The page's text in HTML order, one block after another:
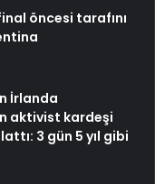
öncesi tarafını
İrlanda
aktivist kardeşi
3 gün 5 yıl gibi